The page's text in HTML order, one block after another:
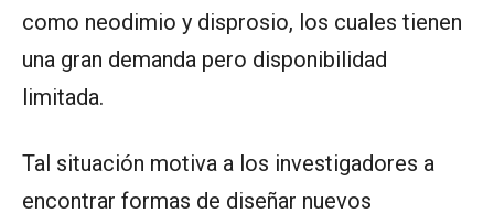
como neodimio y disprosio, los cuales tienen
una gran demanda pero disponibilidad
limitada.
Tal situación motiva a los investigadores a
encontrar formas de diseñar nuevos